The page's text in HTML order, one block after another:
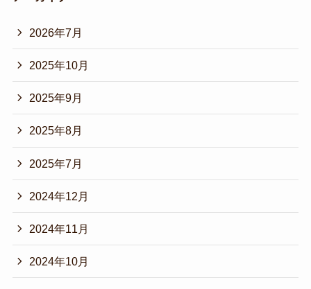
2026年7月
2025年10月
2025年9月
2025年8月
2025年7月
2024年12月
2024年11月
2024年10月